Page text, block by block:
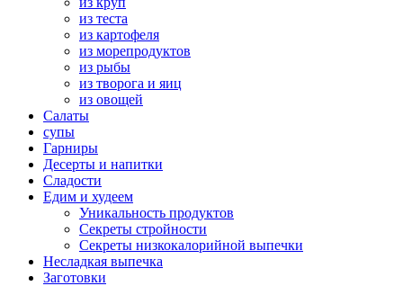
из теста
из картофеля
из морепродуктов
из рыбы
из творога и яиц
из овощей
Салаты
супы
Гарниры
Десерты и напитки
Сладости
Едим и худеем
Уникальность продуктов
Секреты стройности
Секреты низкокалорийной выпечки
Несладкая выпечка
Заготовки